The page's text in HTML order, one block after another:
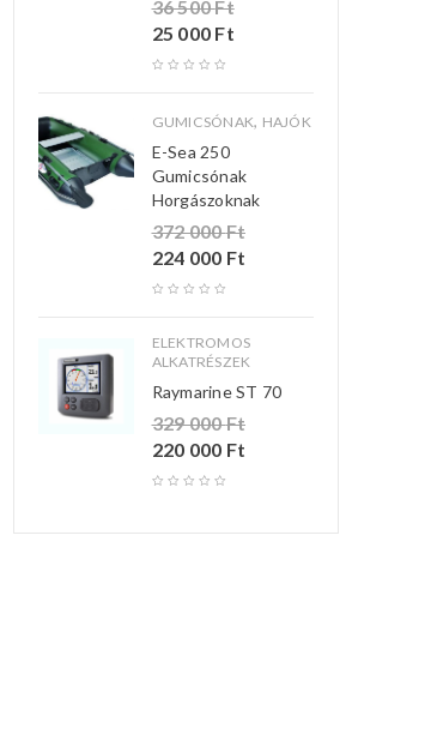
36 500Ft
25 000 Ft
GUMICSÓNAK, HAJÓK
E-Sea 250
Gumicsónak
Horgászoknak
372 000Ft
224 000 Ft
ELEKTROMOS
ALKATRÉSZEK
Raymarine ST 70
329 000Ft
220 000 Ft